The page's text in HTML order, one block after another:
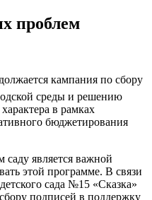
проблем
кампания по сбору
среды и решению
в рамках
бюджетирования
саду является важной
этой программе. В связи
сада №15 «Сказка»
подписей в поддержку